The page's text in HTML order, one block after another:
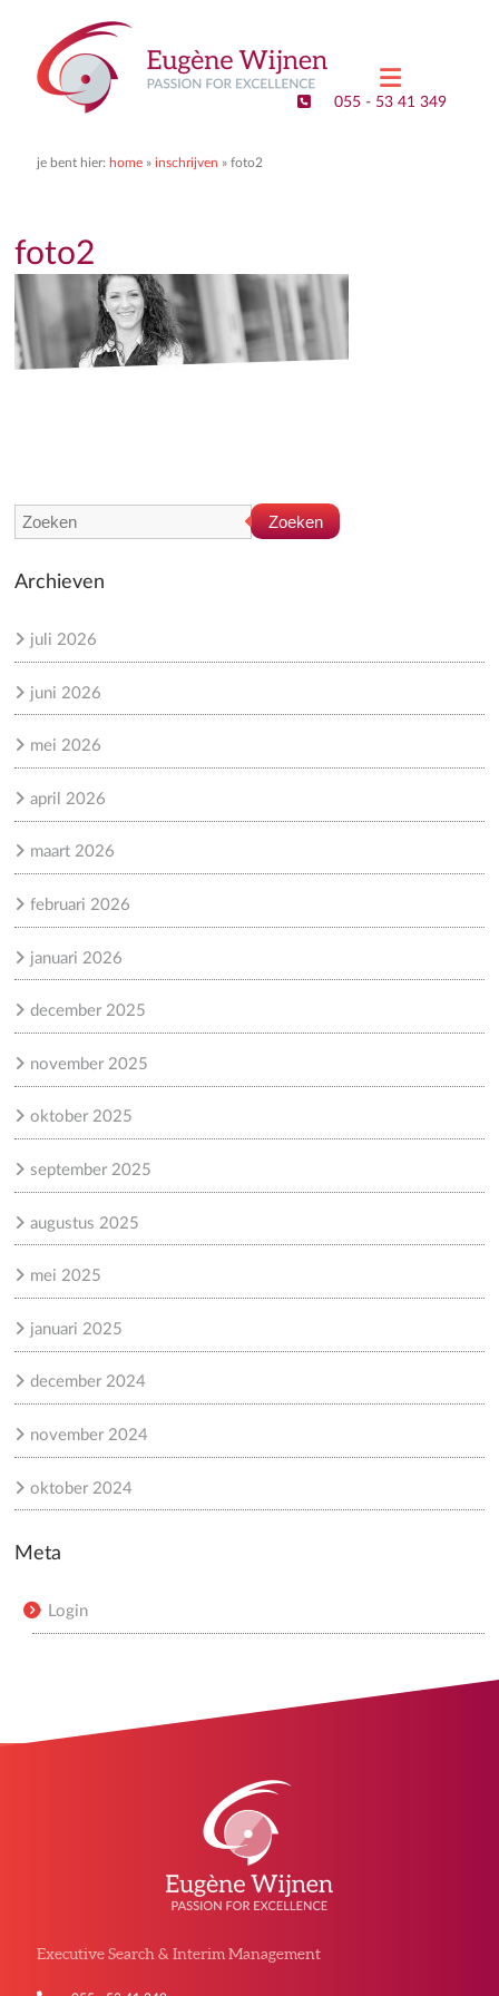
Eugene
Wijnen
Executive
&
Interim
Management
Passion
for
055 - 53 41 349
je bent hier: home »inschrijven »foto2
foto2
Zoeken
Archieven
juli 2026
juni 2026
mei 2026
april 2026
maart 2026
februari 2026
januari 2026
december 2025
november 2025
oktober 2025
september 2025
augustus 2025
mei 2025
januari 2025
december 2024
november 2024
oktober 2024
Meta
Login
Executive Search & Interim Management